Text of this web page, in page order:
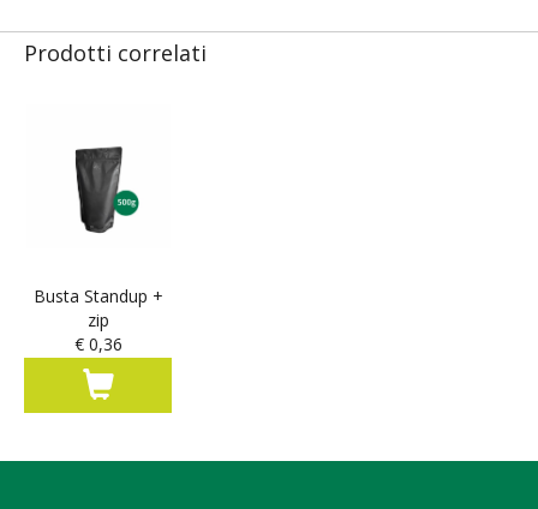
Prodotti correlati
Busta Standup +
zip
€ 0,36